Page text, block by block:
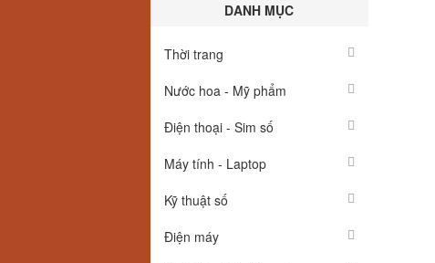
DANH MỤC
Thời trang
Nước hoa - Mỹ phẩm
Điện thoại - Sim số
Máy tính - Laptop
Kỹ thuật số
Điện máy